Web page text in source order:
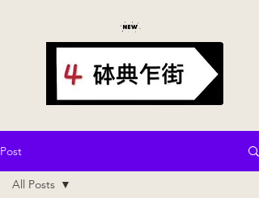
Post
All Posts